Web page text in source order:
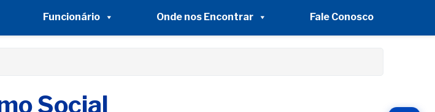
Funcionário Onde nos Encontrar Fale Conosco
Social